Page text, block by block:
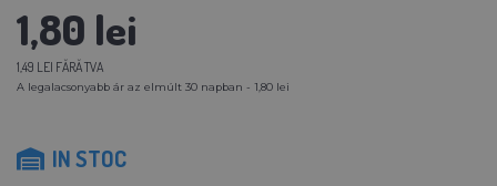
1,80 lei
1,49 LEI FĂRĂ TVA
A legalacsonyabb ár az elmúlt 30 napban - 1,80 lei
IN STOC